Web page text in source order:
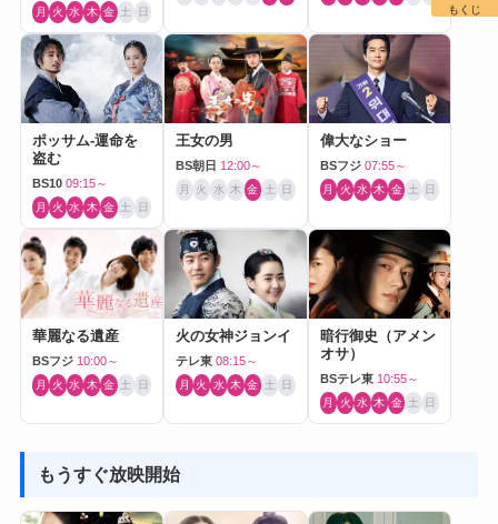
月 火 水 木 金 土 日
ポッサム-運命を
盗む
BS10 09:15～
月 火 水 木 金 土 日
王女の男
BS朝日 12:00～
月 火 水 木 金 土 日
偉大なショー
BSフジ 07:55～
月 火 水 木 金 土 日
華麗なる遺産
BSフジ 10:00～
月 火 水 木 金 土 日
火の女神ジョンイ
テレ東 08:15～
月 火 水 木 金 土 日
暗行御史（アメン
オサ）
BSテレ東 10:55～
月 火 水 木 金 土 日
もうすぐ放映開始
もくじ